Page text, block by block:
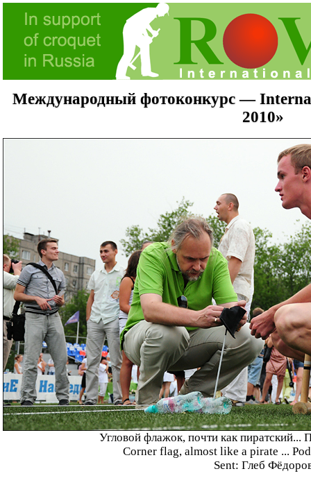
Международный фотоконкурс —
2010»
Угловой флажок, почти как пиратский...
Corner flag, almost like a pirate ...
Sent: Глеб